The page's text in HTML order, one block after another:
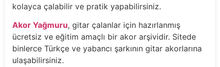
kolayca çalabilir ve pratik yapabilirsiniz.
Akor Yağmuru, gitar çalanlar için hazırlanmış
ücretsiz ve eğitim amaçlı bir akor arşividir. Sitede
binlerce Türkçe ve yabancı şarkının gitar akorlarına
ulaşabilirsiniz.